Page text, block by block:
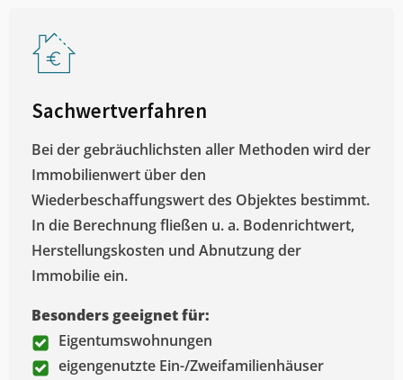
Sachwertverfahren
Bei der gebräuchlichsten aller Methoden wird der
Immobilienwert über den
Wiederbeschaffungswert des Objektes bestimmt.
In die Berechnung fließen u. a. Bodenrichtwert,
Herstellungskosten und Abnutzung der
Immobilie ein.
Besonders geeignet für:
Eigentumswohnungen
eigengenutzte Ein-/Zweifamilienhäuser